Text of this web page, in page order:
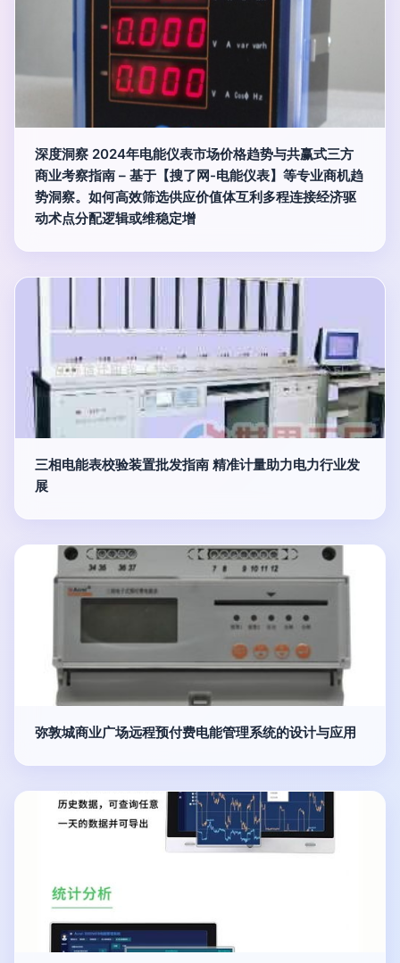
深度洞察 2024年电能仪表市场价格趋势与共赢式三方
商业考察指南 – 基于【搜了网-电能仪表】等专业商机趋
势洞察。如何高效筛选供应价值体互利多程连接经济驱
动术点分配逻辑或维稳定增
三相电能表校验装置批发指南 精准计量助力电力行业发
展
弥敦城商业广场远程预付费电能管理系统的设计与应用